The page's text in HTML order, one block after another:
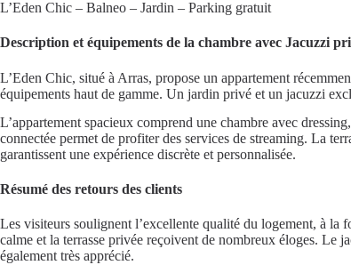
L’Eden Chic – Balneo – Jardin – Parking gratuit
Description et équipements de la chambre avec Jacuzzi
L’Eden Chic, situé à Arras, propose un appartement
équipements haut de gamme. Un jardin privé et un jacuzzi
L’appartement spacieux comprend une chambre avec
connectée permet de profiter des services de streaming. La
garantissent une expérience discrète et personnalisée.
Résumé des retours des clients
Les visiteurs soulignent l’excellente qualité du logement, à la
calme et la terrasse privée reçoivent de nombreux éloges. Le
également très apprécié.